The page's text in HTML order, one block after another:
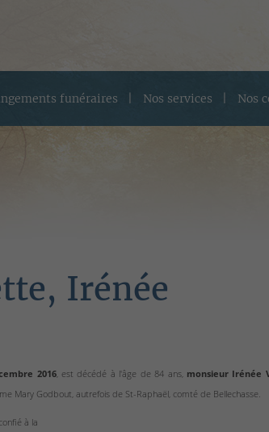
funéraires Nos services Nos
Irénée
2016, est décédé à l'âge de 84 ans, monsieur Irénée
Mary Godbout, autrefois de St-Raphaël, comté de Bellechasse.
à la